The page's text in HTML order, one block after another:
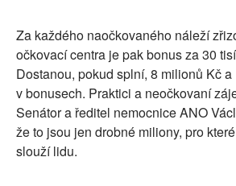
Za každého naočkovaného náleží
očkovací centra je pak bonus za 30
Dostanou, pokud splní, 8 milionů Kč
v bonusech. Praktici a neočkovaní
Senátor a ředitel nemocnice ANO
že to jsou jen drobné miliony, pro
slouží lidu.